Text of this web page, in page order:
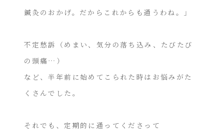
鍼灸のおかげ。だからこれからも通うわね。」
不定愁訴（めまい、気分の落ち込み、たびたび
の頭痛…）
など、半年前に始めてこられた時はお悩みがた
くさんでした。
それでも、定期的に通ってくださって